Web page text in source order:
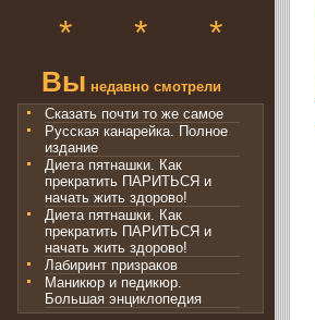
* * *
Вы недавно смотрели
Сказать почти то же самое
Русская канарейка. Полное
издание
Диета пятнашки. Как
прекратить ПАРИТЬСЯ и
начать жить здорово!
Диета пятнашки. Как
прекратить ПАРИТЬСЯ и
начать жить здорово!
Лабиринт призраков
Маникюр и педикюр.
Большая энциклопедия